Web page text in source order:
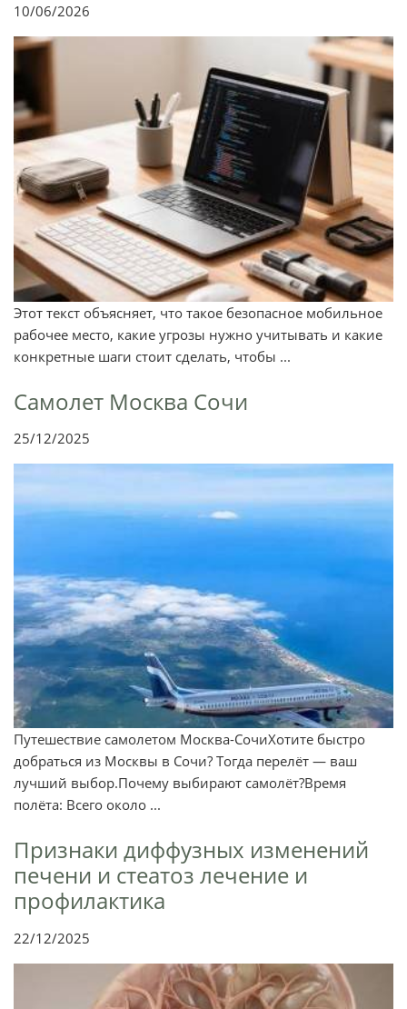
10/06/2026
Этот текст объясняет, что такое безопасное мобильное
рабочее место, какие угрозы нужно учитывать и какие
конкретные шаги стоит сделать, чтобы ...
Самолет Москва Сочи
25/12/2025
Путешествие самолетом Москва-СочиХотите быстро
добраться из Москвы в Сочи? Тогда перелёт — ваш
лучший выбор.Почему выбирают самолёт?Время
полёта: Всего около ...
Признаки диффузных изменений
печени и стеатоз лечение и
профилактика
22/12/2025